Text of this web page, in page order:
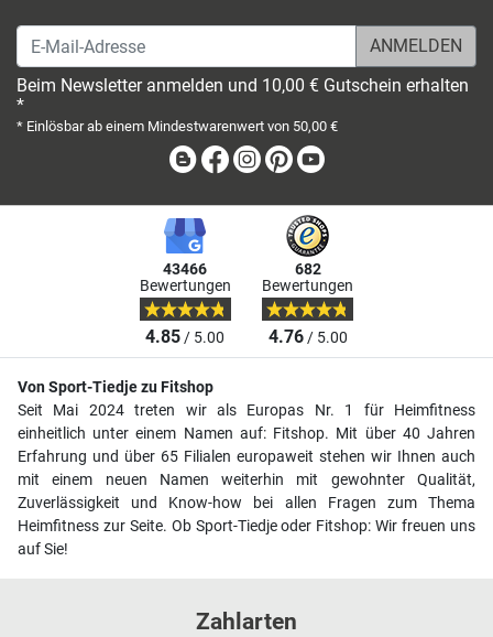
E-Mail-Adresse
Beim Newsletter anmelden und 10,00 € Gutschein erhalten
*
* Einlösbar ab einem Mindestwarenwert von 50,00 €
BlogFacebook
Instagram
Pinterest
43466
Bewertungen
4.85/ 5.00
682
Bewertungen
4.76/ 5.00
Von Sport-Tiedje zu Fitshop
Seit Mai 2024 treten wir als Europas Nr. 1 für Heimfitness
einheitlich unter einem Namen auf: Fitshop. Mit über 40 Jahren
Erfahrung und über 65 Filialen europaweit stehen wir Ihnen auch
mit einem neuen Namen weiterhin mit gewohnter Qualität,
Zuverlässigkeit und Know-how bei allen Fragen zum Thema
Heimfitness zur Seite. Ob Sport-Tiedje oder Fitshop: Wir freuen uns
auf Sie!
Zahlarten